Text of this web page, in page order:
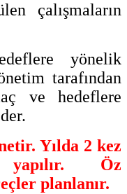
çalışmaların
yönelik
tarafından
ve hedeflere
Yılda 2 kez
Öz
planlanır.